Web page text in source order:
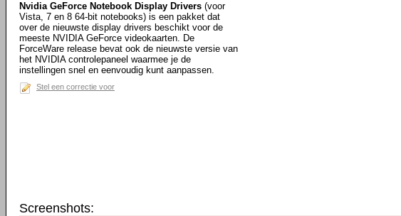
Nvidia GeForce Notebook Display Drivers (voor
Vista, 7 en 8 64-bit notebooks) is een pakket dat
over de nieuwste display drivers beschikt voor de
meeste NVIDIA GeForce videokaarten. De
ForceWare release bevat ook de nieuwste versie van
het NVIDIA controlepaneel waarmee je de
instellingen snel en eenvoudig kunt aanpassen.
Stel een correctie voor
Screenshots: